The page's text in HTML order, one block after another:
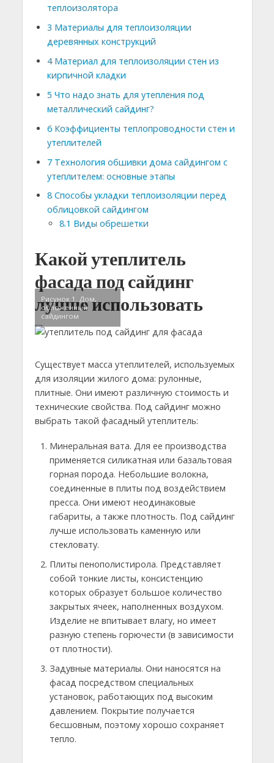
теплоизолятора
3 Материалы для теплоизоляции
деревянных конструкций
4Материал для теплоизоляции стен из
кирпичной кладки
5 Что надо знать для утепления под
металлический сайдинг?
6Коэффициенты теплопроводности стен и
утеплителей
7Технология обшивки дома сайдингом с
утеплителем: основные этапы
8Способы укладки теплоизоляции перед
облицовкой сайдингом
8.1 Виды обрешетки
Какой утеплитель
фасада под сайдинг
лучше использовать
Рисунок 1. Дом,
обложенный
сайдингом
Существует масса утеплителей, используемых
для изоляции жилого дома: рулонные,
плитные. Они имеют различную стоимость и
технические свойства. Под сайдинг можно
выбрать такой фасадный утеплитель:
Минеральная вата. Для ее производства
применяется силикатная или базальтовая
горная порода. Небольшие волокна,
соединенные в плиты под воздействием
пресса. Они имеют неодинаковые
габариты, а также плотность. Под сайдинг
лучше использовать каменную или
стекловату.
Плиты пенополистирола. Представляет
собой тонкие листы, консистенцию
которых образует большое количество
закрытых ячеек, наполненных воздухом.
Изделие не впитывает влагу, но имеет
разную степень горючести (в зависимости
от плотности).
Задувные материалы. Они наносятся на
фасад посредством специальных
установок, работающих под высоким
давлением. Покрытие получается
бесшовным, поэтому хорошо сохраняет
тепло.